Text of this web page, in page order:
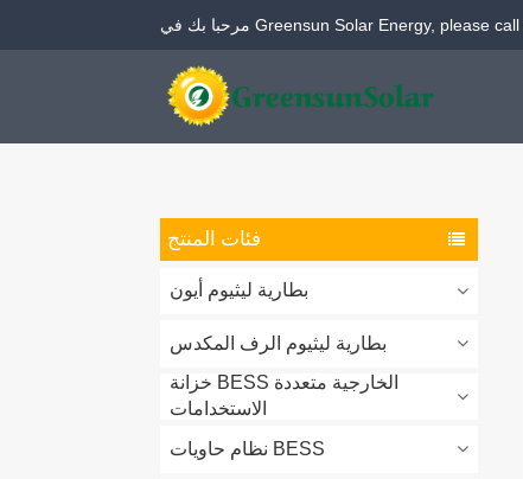
مرحبا بك في Greensun Solar Energy, please call
فئات المنتج
بطارية ليثيوم أيون
بطارية ليثيوم الرف المكدس
خزانة BESS الخارجية متعددة
الاستخدامات
نظام حاويات BESS